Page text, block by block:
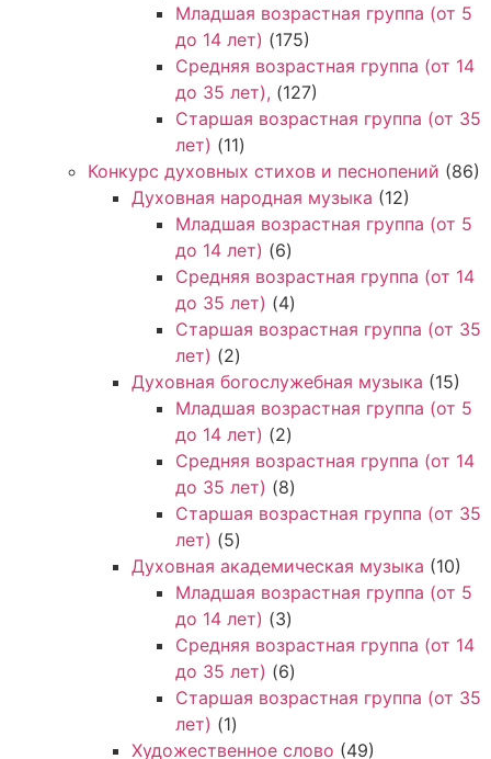
Младшая возрастная группа (от 5
до 14 лет) (175)
Средняя возрастная группа (от 14
до 35 лет), (127)
Старшая возрастная группа (от 35
лет) (11)
Конкурс духовных стихов и песнопений (86)
Духовная народная музыка (12)
Младшая возрастная группа (от 5
до 14 лет) (6)
Средняя возрастная группа (от 14
до 35 лет) (4)
Старшая возрастная группа (от 35
лет) (2)
Духовная богослужебная музыка (15)
Младшая возрастная группа (от 5
до 14 лет) (2)
Средняя возрастная группа (от 14
до 35 лет) (8)
Старшая возрастная группа (от 35
лет) (5)
Духовная академическая музыка (10)
Младшая возрастная группа (от 5
до 14 лет) (3)
Средняя возрастная группа (от 14
до 35 лет) (6)
Старшая возрастная группа (от 35
лет) (1)
Художественное слово (49)